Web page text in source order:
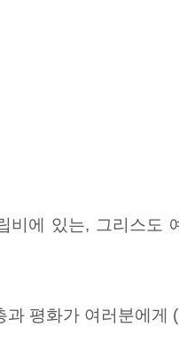
에 있는, 그리스도
평화가 여러분에게